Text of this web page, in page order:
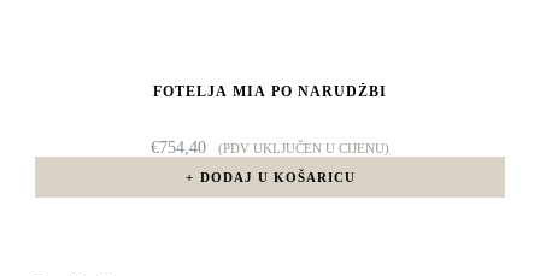
FOTELJA MIA PO NARUDŽBI
€754,40
(PDV UKLJUČEN U CIJENU)
DODAJ U KOŠARICU